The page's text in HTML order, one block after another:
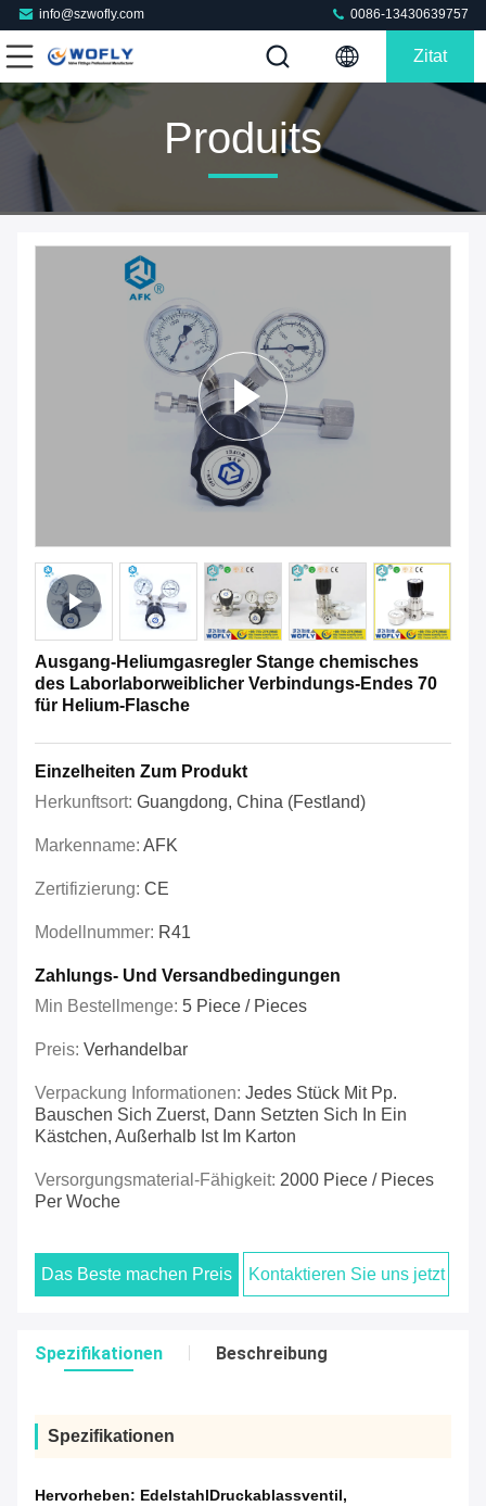
info@szwofly.com 0086-13430639757
Zitat
Produits
Ausgang-Heliumgasregler Stange chemisches
des Laborlaborweiblicher Verbindungs-Endes 70
für Helium-Flasche
Einzelheiten Zum Produkt
Herkunftsort: Guangdong, China (Festland)
Markenname: AFK
Zertifizierung: CE
Modellnummer: R41
Zahlungs- Und Versandbedingungen
Min Bestellmenge: 5 Piece / Pieces
Preis: Verhandelbar
Verpackung Informationen: Jedes Stück Mit Pp.
Bauschen Sich Zuerst, Dann Setzten Sich In Ein
Kästchen, Außerhalb Ist Im Karton
Versorgungsmaterial-Fähigkeit: 2000 Piece / Pieces
Per Woche
Das Beste machen Preis Kontaktieren Sie uns jetzt
Spezifikationen Beschreibung
Spezifikationen
Hervorheben: EdelstahlDruckablassventil,